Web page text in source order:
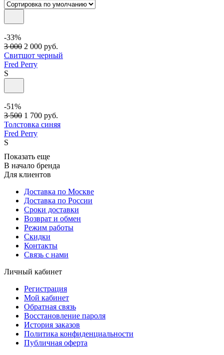
-33%
3 000 2 000 руб.
Свитшот черный
Fred Perry
S
-51%
3 500 1 700 руб.
Толстовка синяя
Fred Perry
S
Показать еще
В начало бренда
Для клиентов
Доставка по Москве
Доставка по России
Сроки доставки
Возврат и обмен
Режим работы
Скидки
Контакты
Связь с нами
Личный кабинет
Регистрация
Мой кабинет
Обратная связь
Восстановление пароля
История заказов
Политика конфиденциальности
Публичная оферта